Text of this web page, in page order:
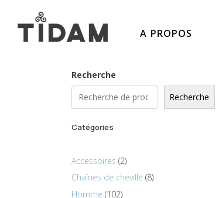
A PROPOS
Recherche
Recherche
Catégories
Accessoires 2
Chaînes de cheville 8
Homme 102